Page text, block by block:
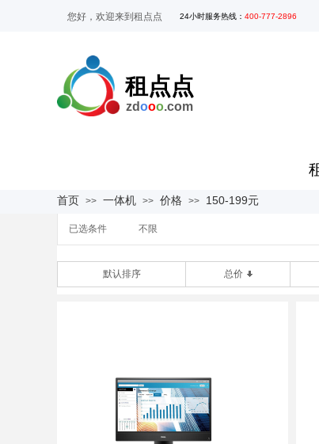
您好，欢迎来到租点点 24小时服务热线 ： 400-777-2896
租点点
zdooo.com
首页 >> 一体机 >> 价格 >> 150-199元
已选条件 不限
默认排序 总价